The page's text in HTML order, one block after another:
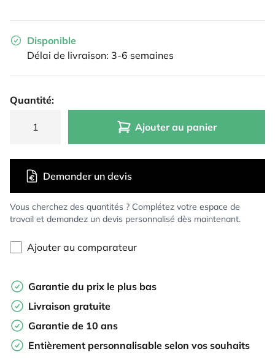
Disponible
Délai de livraison: 3-6 semaines
Quantité:
Ajouter au panier
Vous cherchez des quantités ? Complétez votre espace de
travail et demandez un devis personnalisé dès maintenant.
Demander un devis
Ajouter au comparateur
Garantie du prix le plus bas
Livraison gratuite
Garantie de 10 ans
Entièrement personnalisable selon vos souhaits